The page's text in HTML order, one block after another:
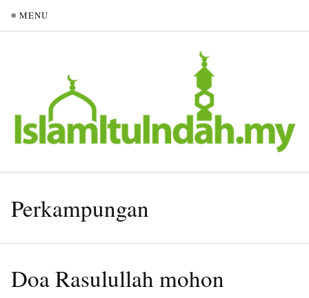
≡ MENU
Perkampungan
Doa Rasulullah mohon